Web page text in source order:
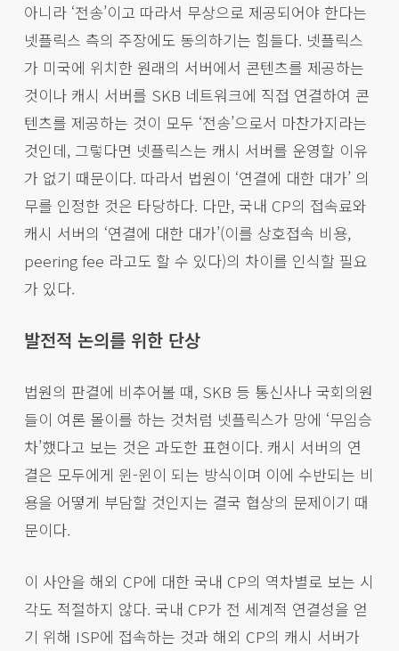
아니라 ‘전송’이고 따라서 무상으로 제공되어야 한다는
넷플릭스 측의 주장에도 동의하기는 힘들다. 넷플릭스
가 미국에 위치한 원래의 서버에서 콘텐츠를 제공하는
것이나 캐시 서버를 SKB 네트워크에 직접 연결하여 콘
텐츠를 제공하는 것이 모두 ‘전송’으로서 마찬가지라는
것인데, 그렇다면 넷플릭스는 캐시 서버를 운영할 이유
가 없기 때문이다. 따라서 법원이 ‘연결에 대한 대가’ 의
무를 인정한 것은 타당하다. 다만, 국내 CP의 접속료와
캐시 서버의 ‘연결에 대한 대가’(이를 상호접속 비용,
peering fee 라고도 할 수 있다)의 차이를 인식할 필요
가 있다.
발전적 논의를 위한 단상
법원의 판결에 비추어볼 때, SKB 등 통신사나 국회의원
들이 여론 몰이를 하는 것처럼 넷플릭스가 망에 ‘무임승
차’했다고 보는 것은 과도한 표현이다. 캐시 서버의 연
결은 모두에게 윈-윈이 되는 방식이며 이에 수반되는 비
용을 어떻게 부담할 것인지는 결국 협상의 문제이기 때
문이다.
이 사안을 해외 CP에 대한 국내 CP의 역차별로 보는 시
각도 적절하지 않다. 국내 CP가 전 세계적 연결성을 얻
기 위해 ISP에 접속하는 것과 해외 CP의 캐시 서버가